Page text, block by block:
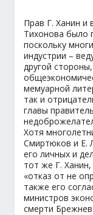
Прав Г. Ханин и
Тихонова было
поскольку
индустрии –
другой
мемуарной
так и
главы
Хотя
Смиртюков и Е.
его личных и
тот же Г.
«отказ от не
также его
министров
смерти